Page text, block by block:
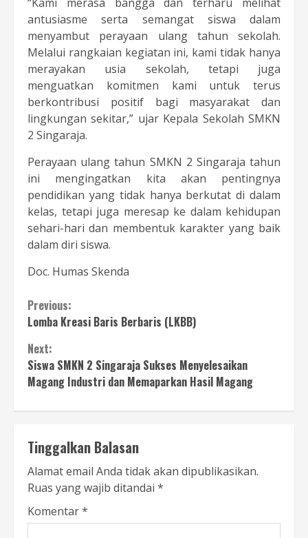
antusiasme serta semangat siswa dalam
menyambut perayaan ulang tahun sekolah.
Melalui rangkaian kegiatan ini, kami tidak hanya
merayakan usia sekolah, tetapi juga
menguatkan komitmen kami untuk terus
berkontribusi positif bagi masyarakat dan
lingkungan sekitar,” ujar Kepala Sekolah SMKN
2 Singaraja.
Perayaan ulang tahun SMKN 2 Singaraja tahun
ini mengingatkan kita akan pentingnya
pendidikan yang tidak hanya berkutat di dalam
kelas, tetapi juga meresap ke dalam kehidupan
sehari-hari dan membentuk karakter yang baik
dalam diri siswa.
Doc. Humas Skenda
Continue
Reading
Previous:
Lomba Kreasi Baris Berbaris (LKBB)
Next:
Siswa SMKN 2 Singaraja Sukses Menyelesaikan
Magang Industri dan Memaparkan Hasil Magang
Tinggalkan Balasan
Alamat email Anda tidak akan dipublikasikan.
Ruas yang wajib ditandai *
Komentar*